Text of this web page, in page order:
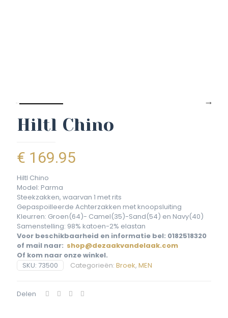
Hiltl Chino
€ 169.95
Hiltl Chino
Model: Parma
Steekzakken, waarvan 1 met rits
Gepaspoilleerde Achterzakken met knoopsluiting
Kleurren: Groen(64)- Camel(35)-Sand(54) en Navy(40)
Samenstelling: 98% katoen-2% elastan
Voor beschikbaarheid en informatie bel: 0182518320
of mail naar: shop@dezaakvandelaak.com
Of kom naar onze winkel.
SKU: 73500 Categorieën: Broek, MEN
Delen